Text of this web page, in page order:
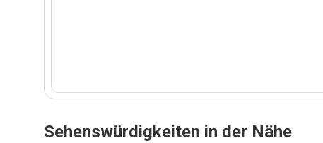
Sehenswürdigkeiten in der Nähe